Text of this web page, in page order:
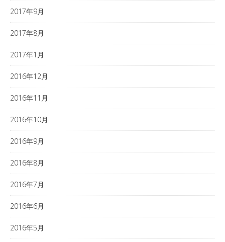
2017年9月
2017年8月
2017年1月
2016年12月
2016年11月
2016年10月
2016年9月
2016年8月
2016年7月
2016年6月
2016年5月